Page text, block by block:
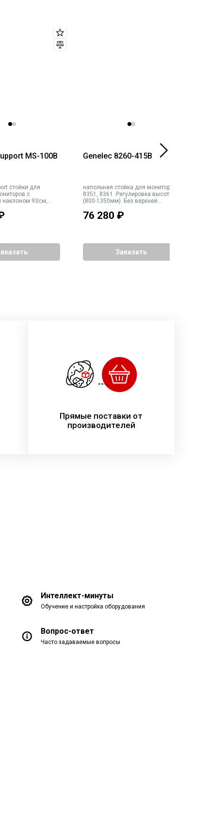
MS-100B
для
с
93см,
Genelec 8260-415B
напольная стойка для мониторов
8351, 8361. Регулировка высоты
(800-1350мм). Без верхней
кабелей внутри стойки. Габариты
основания 480x480мм. Вес 19кг
76 280 ₽
Заказать
Прямые поставки от
производителей
Интеллект-минуты
Обучение и настройка оборудования
Вопрос-ответ
Часто задаваемые вопросы